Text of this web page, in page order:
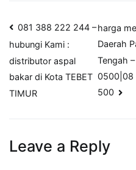
Post
navigation
081 388 222 244 –
hubungi Kami :
distributor aspal
bakar di Kota TEBET
TIMUR
harga
Daerah
Tengah
0500|08
500
Leave a Reply